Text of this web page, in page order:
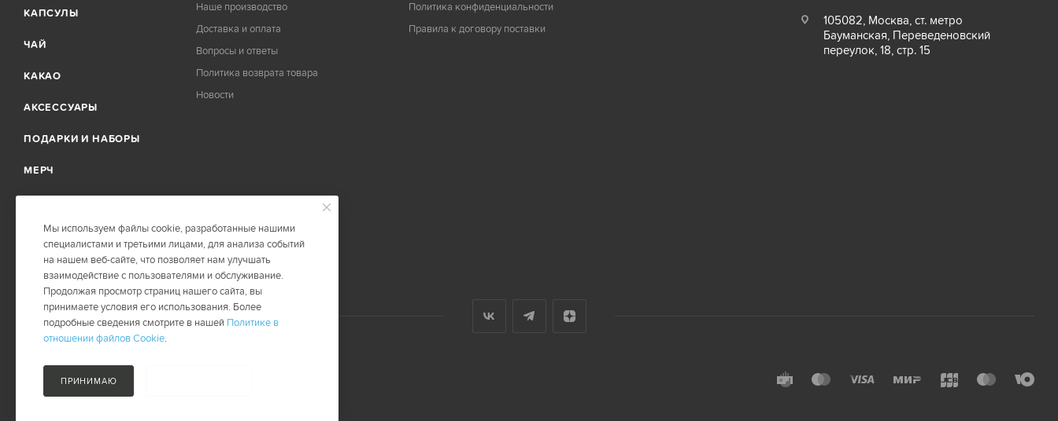
КАПСУЛЫ
ЧАЙ
КАКАО
АКСЕССУАРЫ
ПОДАРКИ И НАБОРЫ
МЕРЧ
ПОДПИСКА НА КОФЕ
Наше производство
Доставка и оплата
Вопросы и ответы
Политика возврата товара
Новости
Политика конфиденциальности
Правила к договору поставки
105082, Москва, ст. метро
Бауманская, Переведеновский
переулок, 18, стр. 15
2026 © SBMRNE.RU
Мы используем файлы cookie, разработанные нашими
специалистами и третьими лицами, для анализа событий
на нашем веб-сайте, что позволяет нам улучшать
взаимодействие с пользователями и обслуживание.
Продолжая просмотр страниц нашего сайта, вы
принимаете условия его использования. Более
подробные сведения смотрите в нашей Политике в
отношении файлов Cookie.
ПРИНИМАЮ